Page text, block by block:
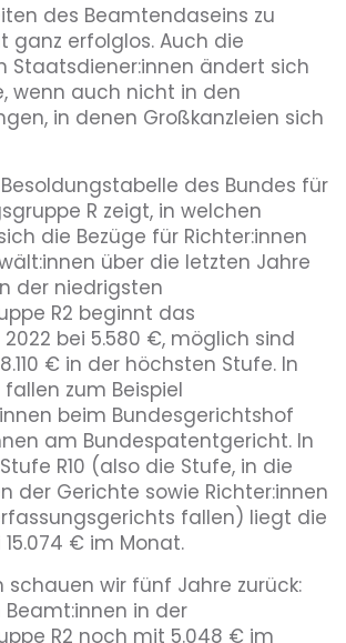
des Beamtendaseins zu
ganz erfolglos. Auch die
Staatsdiener:innen ändert sich
wenn auch nicht in den
in denen Großkanzleien sich
Besoldungstabelle des Bundes für
R zeigt, in welchen
die Bezüge für Richter:innen
über die letzten Jahre
der niedrigsten
R2 beginnt das
bei 5.580 €, möglich sind
€ in der höchsten Stufe. In
fallen zum Beispiel
beim Bundesgerichtshof
am Bundespatentgericht. In
R10 (also die Stufe, in die
der Gerichte sowie Richter:innen
fallen) liegt die
€ im Monat.
schauen wir fünf Jahre zurück:
Beamt:innen in der
R2 noch mit 5.048 € im